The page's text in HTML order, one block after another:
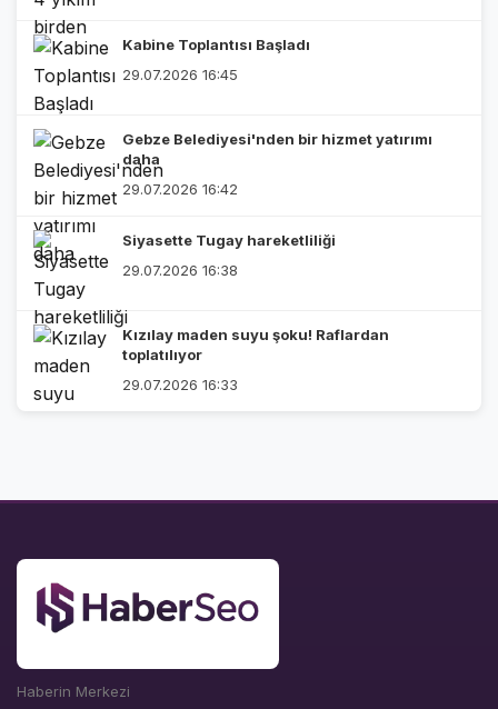
Kabine Toplantısı Başladı
29.07.2026 16:45
Gebze Belediyesi'nden bir hizmet yatırımı
daha
29.07.2026 16:42
Siyasette Tugay hareketliliği
29.07.2026 16:38
Kızılay maden suyu şoku! Raflardan
toplatılıyor
29.07.2026 16:33
Haberin Merkezi